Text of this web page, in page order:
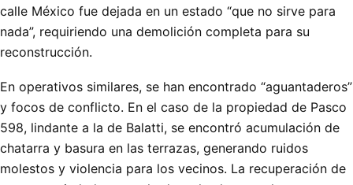
calle México fue dejada en un estado “que no sirve para
nada”, requiriendo una demolición completa para su
reconstrucción.
En operativos similares, se han encontrado “aguantaderos”
y focos de conflicto. En el caso de la propiedad de Pasco
598, lindante a la de Balatti, se encontró acumulación de
chatarra y basura en las terrazas, generando ruidos
molestos y violencia para los vecinos. La recuperación de